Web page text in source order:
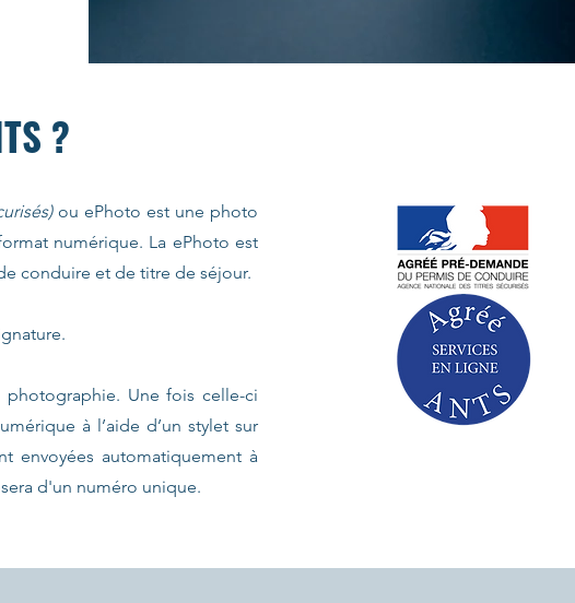
?
ou ePhoto est une photo
numérique. La ePhoto est
conduire et de titre de séjour.
Une fois celle-ci
à l’aide d’un stylet sur
envoyées automatiquement à
d'un numéro unique.